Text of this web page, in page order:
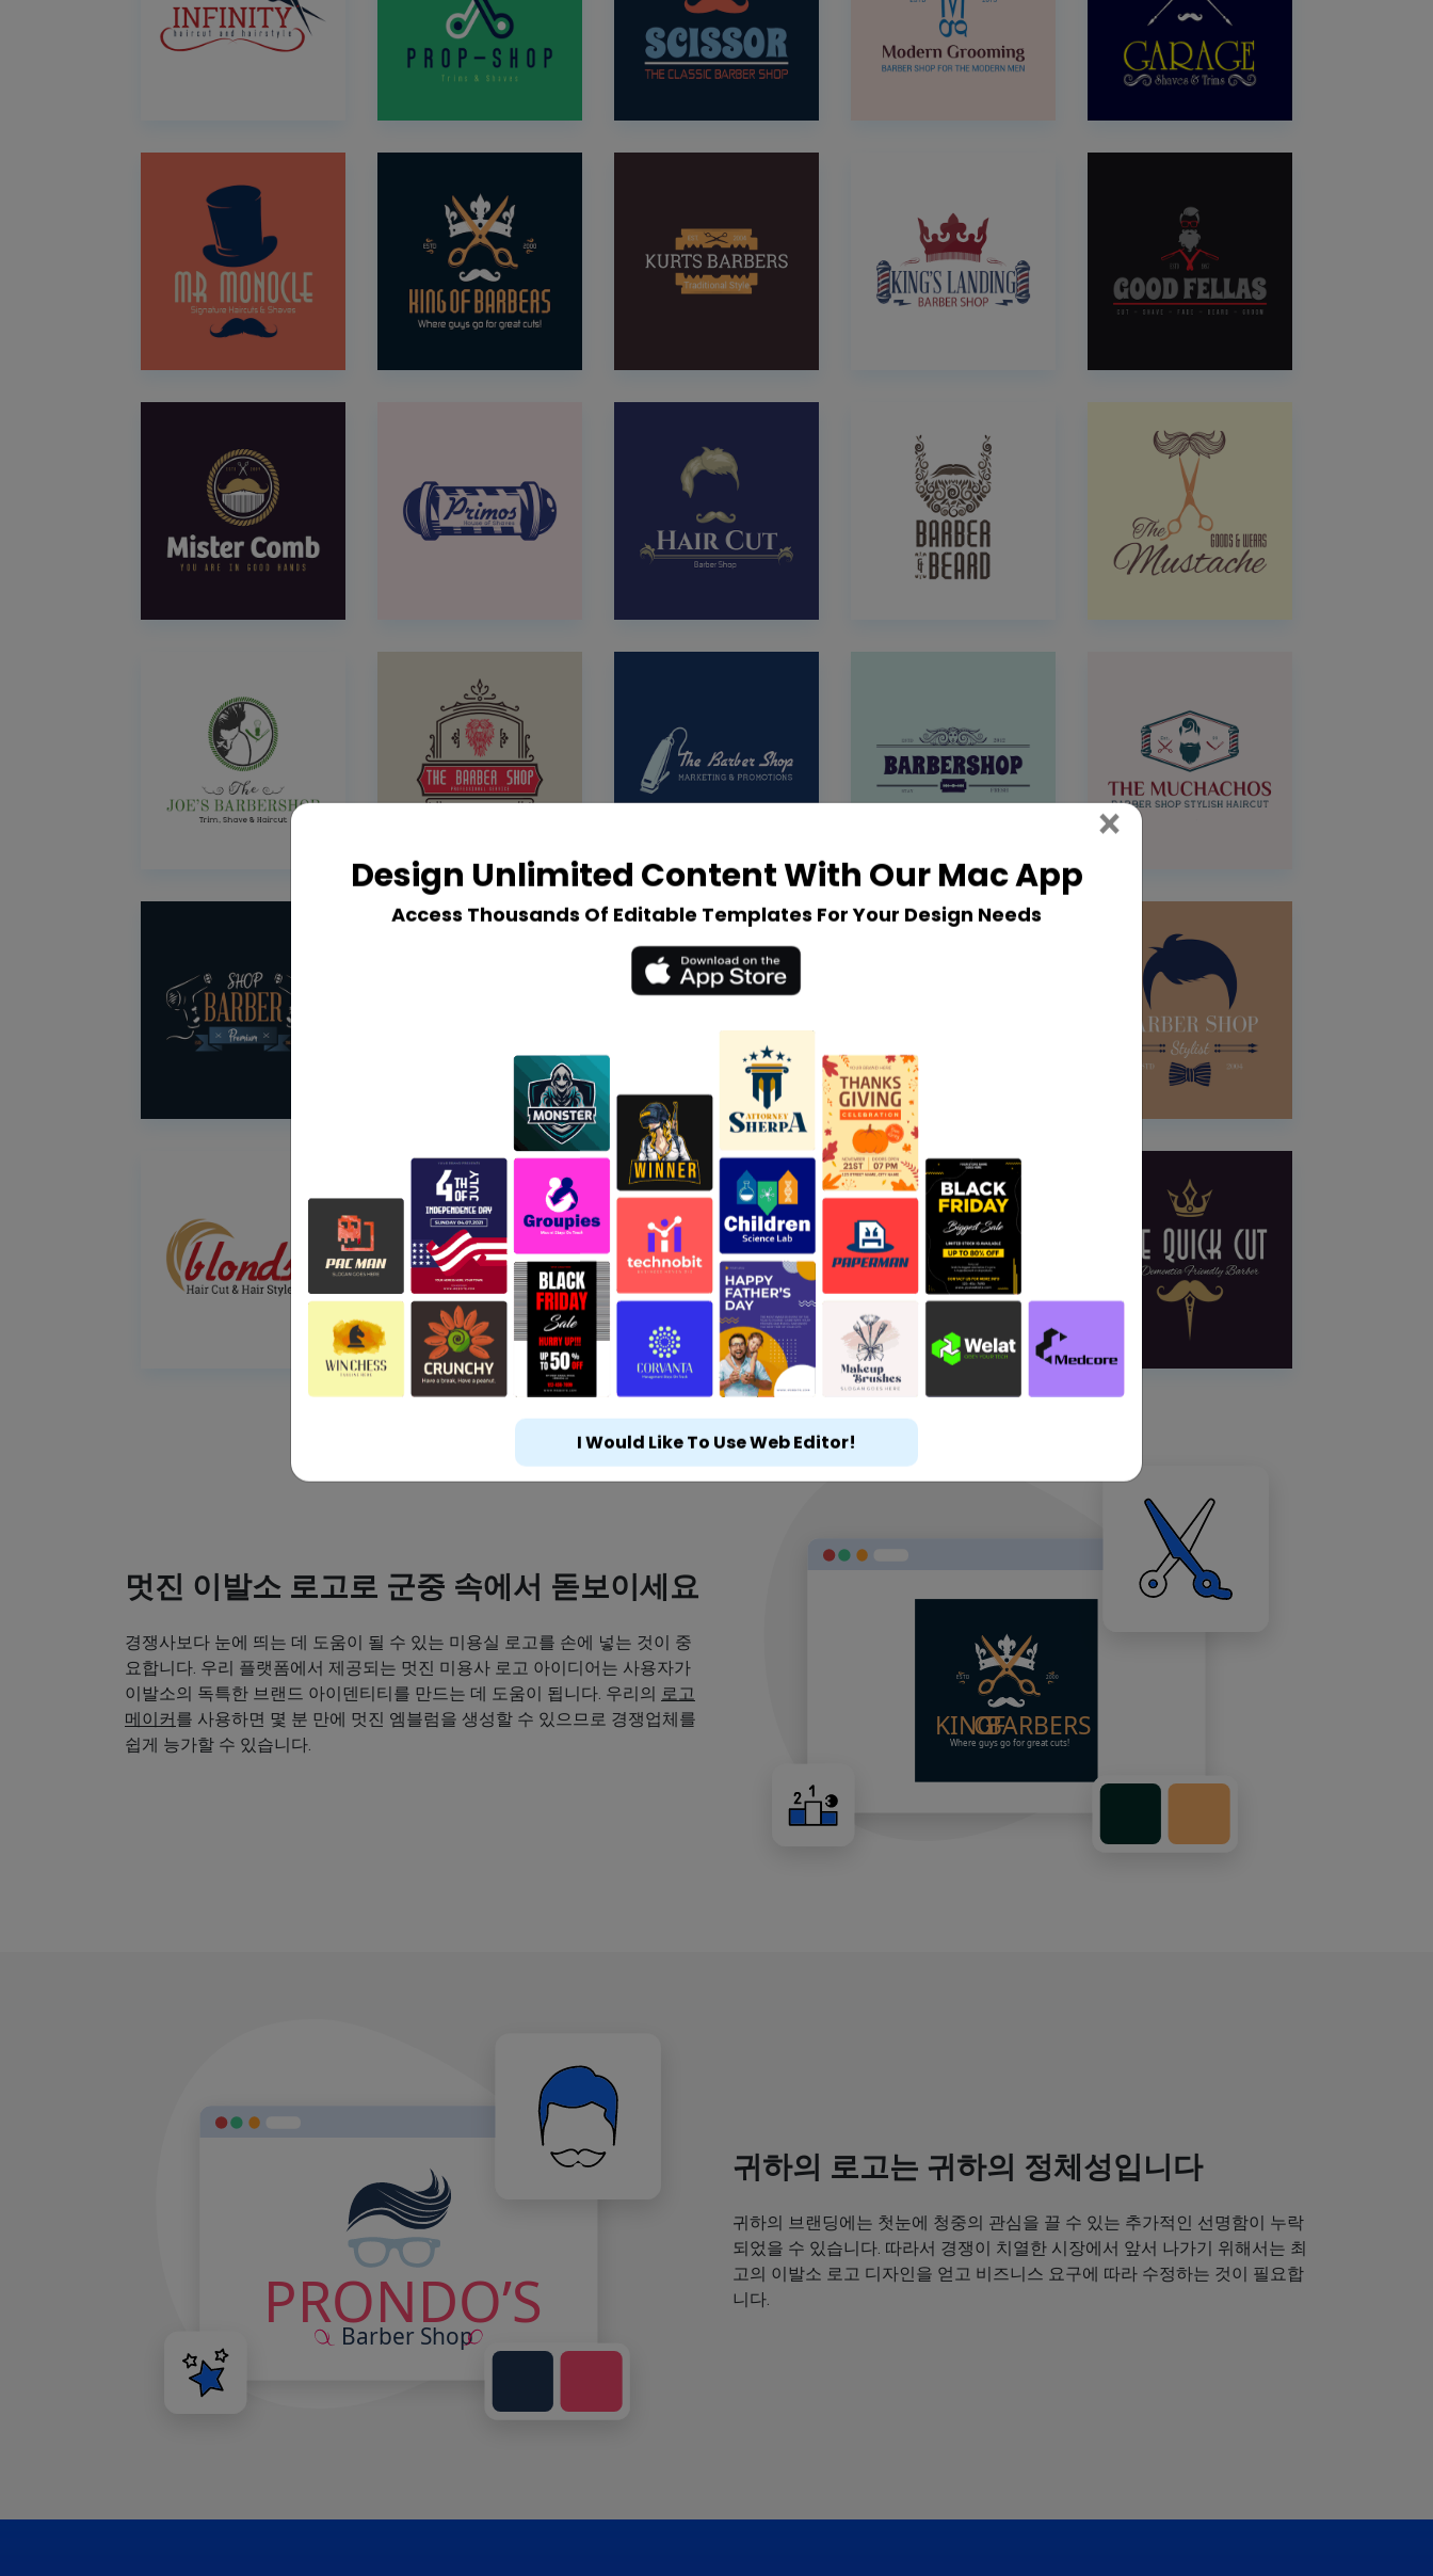
멋진 이발소 로고로 군중 속에서 돋보이세요
경쟁사보다 눈에 띄는 데 도움이 될 수 있는 미용실 로고를 손에 넣는 것이 중
요합니다. 우리 플랫폼에서 제공되는 멋진 미용사 로고 아이디어는 사용자가
이발소의 독특한 브랜드 아이덴티티를 만드는 데 도움이 됩니다. 우리의 로고
메이커 를 사용하면 몇 분 만에 멋진 엠블럼을 생성할 수 있으므로 경쟁업체를
쉽게 능가할 수 있습니다.
귀하의 로고는 귀하의 정체성입니다
귀하의 브랜딩에는 첫눈에 청중의 관심을 끌 수 있는 추가적인 선명함이 누락
되었을 수 있습니다. 따라서 경쟁이 치열한 시장에서 앞서 나가기 위해서는 최
고의 이발소 로고 디자인을 얻고 비즈니스 요구에 따라 수정하는 것이 필요합
니다.
Design Unlimited Content With Our Mac App
Access Thousands Of Editable Templates For Your Design Needs
× Close
I Would Like To Use Web Editor!